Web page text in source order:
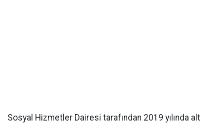
Sosyal Hizmetler Dairesi tarafından 2019 yılında alt